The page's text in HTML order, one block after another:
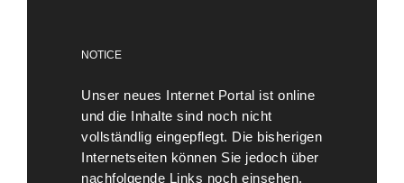
NOTICE
Unser neues Internet Portal ist online
und die Inhalte sind noch nicht
vollständlig eingepflegt. Die bisherigen
Internetseiten können Sie jedoch über
nachfolgende Links noch einsehen.